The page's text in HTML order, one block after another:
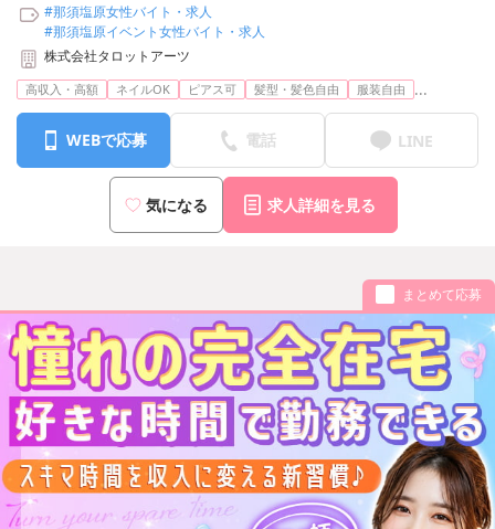
#那須塩原女性バイト・求人
#那須塩原イベント女性バイト・求人
株式会社タロットアーツ
高収入・高額 ネイルOK ピアス可 髪型・髪色自由 服装自由 ...
WEBで応募 電話 LINE
気になる 求人詳細を見る
まとめて応募